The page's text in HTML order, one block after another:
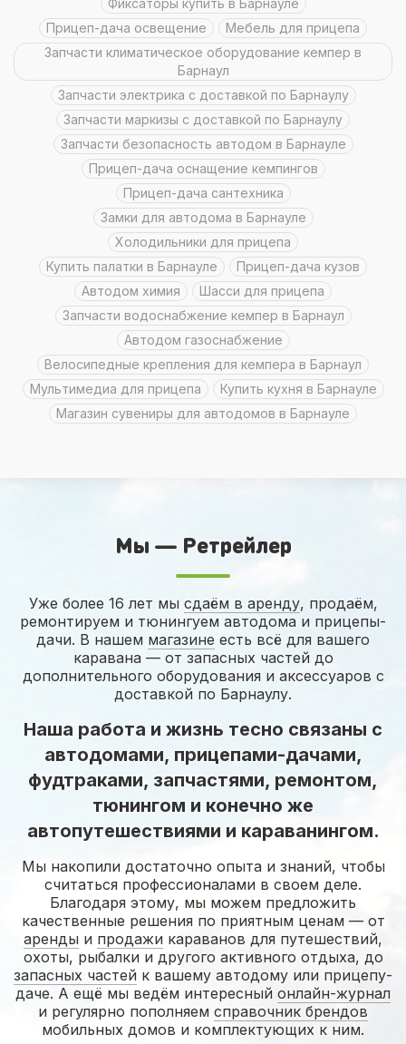
Прицеп-дача освещение
мебель для прицепа
Запчасти климатическое оборудование кемпер в
Барнаул
Запчасти электрика с доставкой по Барнаулу
Запчасти маркизы с доставкой по Барнаулу
Запчасти безопасность автодом в Барнауле
Прицеп-дача оснащение кемпингов
Прицеп-дача сантехника
замки для автодома в Барнауле
холодильники для прицепа
Купить палатки в Барнауле
Прицеп-дача кузов
Автодом химия
шасси для прицепа
Запчасти водоснабжение кемпер в Барнаул
Автодом газоснабжение
велосипедные крепления для кемпера в Барнаул
мультимедиа для прицепа
Купить кухня в Барнауле
Магазин сувениры для автодомов в Барнауле
Мы — Ретрейлер
Уже более 16 лет мы сдаём в аренду, продаём,
ремонтируем и тюнингуем автодома и прицепы-
дачи. В нашем магазине есть всё для вашего
каравана — от запасных частей до
дополнительного оборудования и аксессуаров с
доставкой по Барнаулу.
Наша работа и жизнь тесно связаны с
автодомами, прицепами-дачами,
фудтраками, запчастями, ремонтом,
тюнингом и конечно же
автопутешествиями и караванингом.
Мы накопили достаточно опыта и знаний, чтобы
считаться профессионалами в своем деле.
Благодаря этому, мы можем предложить
качественные решения по приятным ценам — от
аренды и продажи караванов для путешествий,
охоты, рыбалки и другого активного отдыха, до
запасных частей к вашему автодому или прицепу-
даче. А ещё мы ведём интересный онлайн-журнал
и регулярно пополняем справочник брендов
мобильных домов и комплектующих к ним.